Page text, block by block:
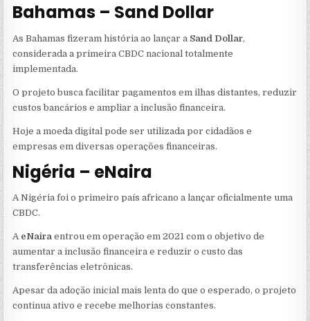
Bahamas – Sand Dollar
As Bahamas fizeram história ao lançar a Sand Dollar,
considerada a primeira CBDC nacional totalmente
implementada.
O projeto busca facilitar pagamentos em ilhas distantes, reduzir
custos bancários e ampliar a inclusão financeira.
Hoje a moeda digital pode ser utilizada por cidadãos e
empresas em diversas operações financeiras.
Nigéria – eNaira
A Nigéria foi o primeiro país africano a lançar oficialmente uma
CBDC.
A eNaira entrou em operação em 2021 com o objetivo de
aumentar a inclusão financeira e reduzir o custo das
transferências eletrônicas.
Apesar da adoção inicial mais lenta do que o esperado, o projeto
continua ativo e recebe melhorias constantes.